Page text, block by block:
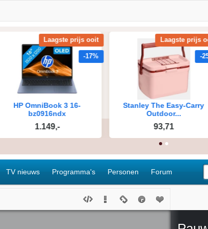
TV nieuws Programma's Personen Forum